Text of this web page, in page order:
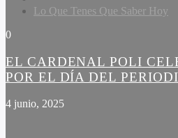
Lo Que Tenes Que Saber Hoy
0
EL CARDENAL POLI
POR EL DÍA DEL
4 junio, 2025